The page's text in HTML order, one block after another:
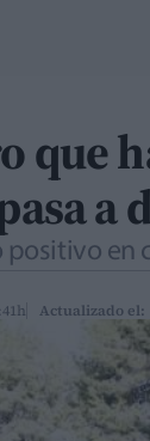
que
en
Actualizado el: